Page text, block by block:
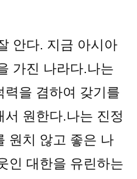
안다. 지금 아시아
가진 나라다.나는
력을 겸하여 갖기를
원한다.나는 진정
원치 않고 좋은 나
인 대한을 유린하는